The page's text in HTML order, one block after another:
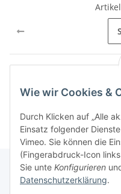
Kategorien
Wie wir Cookies &
Durch Klicken auf „Alle
Einsatz folgender
Vimeo. Sie können die
(Fingerabdruck-Icon
Sie unte Konfigurieren
Datenschutzerklärung.